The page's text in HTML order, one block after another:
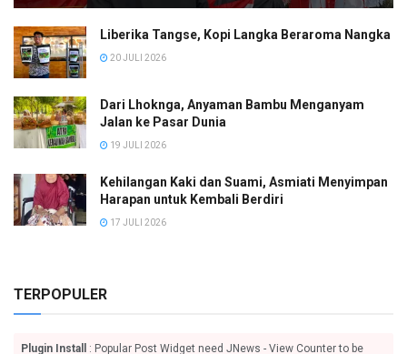
Liberika Tangse, Kopi Langka Beraroma Nangka
20 JULI 2026
Dari Lhoknga, Anyaman Bambu Menganyam
Jalan ke Pasar Dunia
19 JULI 2026
Kehilangan Kaki dan Suami, Asmiati Menyimpan
Harapan untuk Kembali Berdiri
17 JULI 2026
TERPOPULER
Plugin Install : Popular Post Widget need JNews - View Counter to be